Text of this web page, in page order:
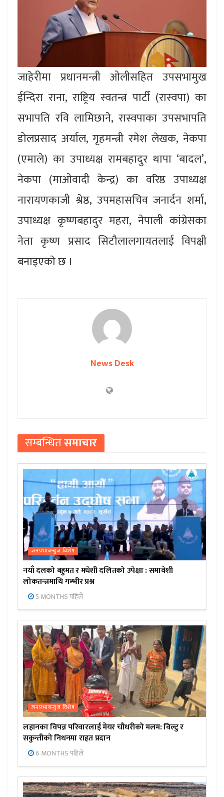
जाहेरीमा प्रधानमन्त्री ओलीसहित उपसभामुख
ईन्दिरा राना, राष्ट्रिय स्वतन्त्र पार्टी (रास्वपा) का
सभापति रवि लामिछाने, रास्वपाका उपसभापति
डोलप्रसाद अर्याल, गृहमन्त्री रमेश लेखक, नेकपा
(एमाले) का उपाध्यक्ष रामबहादुर थापा ‘बादल’,
नेकपा (माओवादी केन्द्र) का वरिष्ठ उपाध्यक्ष
नारायणकाजी श्रेष्ठ, उपमहासचिव जनार्दन शर्मा,
उपाध्यक्ष कृष्णबहादुर महरा, नेपाली कांग्रेसका
नेता कृष्ण प्रसाद सिटौलालगायतलाई विपक्षी
बनाइएकाे छ ।
News Desk
सम्बन्धितसमाचार
जनप्रभाबन्युज विशेष
नयाँ दलको बहुमत र मधेशी दलितको उपेक्षा : समावेशी
लोकतन्त्रमाथि गम्भीर प्रश्न
5 MONTHS पहिले
जनप्रभाबन्युज विशेष
लहानका विपन्न परिवारलाई मेयर चौधरीको मलम: विल्टु र
सकुन्तीको निधनमा राहत प्रदान
6 MONTHS पहिले